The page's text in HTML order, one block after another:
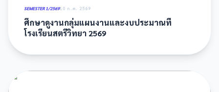
SEMESTER 1/256910 ก.ค. 2569
ศึกษาดูงานกลุ่มแผนงานและงบประมาณที่
โรงเรียนสตรีวิทยา 2569